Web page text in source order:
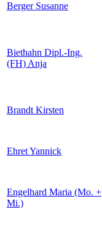
Berger Susanne
Biethahn Dipl.-Ing.
(FH) Anja
Brandt Kirsten
Ehret Yannick
Engelhard Maria (Mo. +
Mi.)